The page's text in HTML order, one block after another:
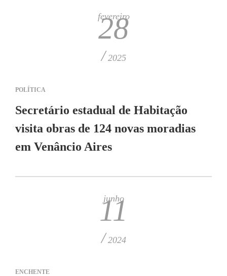
fevereiro
28
/ 2025
POLÍTICA
Secretário estadual de Habitação
visita obras de 124 novas moradias
em Venâncio Aires
junho
11
/ 2024
ENCHENTE